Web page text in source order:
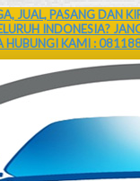
JUAL, PASANG DAN
INDONESIA?
HUBUNGI KAMI :